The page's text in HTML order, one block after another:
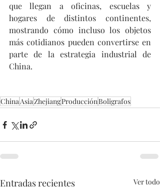
que llegan a oficinas, escuelas y
hogares de distintos continentes,
mostrando cómo incluso los objetos
más cotidianos pueden convertirse en
parte de la estrategia industrial de
China.
ChinaAsiaZhejiangProducciónBoligrafos
Entradas recientes Ver todo